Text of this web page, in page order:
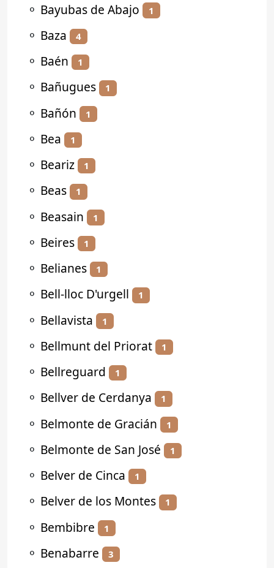
⚬ Bayubas de Abajo 1
⚬ Baza 4
⚬ Baén 1
⚬ Bañugues 1
⚬ Bañón 1
⚬ Bea 1
⚬ Beariz 1
⚬ Beas 1
⚬ Beasain 1
⚬ Beires 1
⚬ Belianes 1
⚬ Bell-lloc D'urgell 1
⚬ Bellavista 1
⚬ Bellmunt del Priorat 1
⚬ Bellreguard 1
⚬ Bellver de Cerdanya 1
⚬ Belmonte de Gracián 1
⚬ Belmonte de San José 1
⚬ Belver de Cinca 1
⚬ Belver de los Montes 1
⚬ Bembibre 1
⚬ Benabarre 3